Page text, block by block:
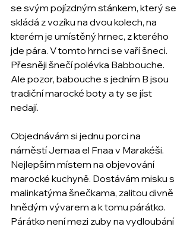
se svým pojízdným stánkem, který se
skládá z vozíku na dvou kolech, na
kterém je umístěný hrnec, z kterého
jde pára. V tomto hrnci se vaří šneci.
Přesněji šnečí polévka Babbouche.
Ale pozor, babouche s jedním B jsou
tradiční marocké boty a ty se jíst
nedají.
Objednávám si jednu porci na
náměstí Jemaa el Fnaa v Marakéši.
Nejlepším místem na objevování
marocké kuchyně. Dostávám misku s
malinkatýma šnečkama, zalitou divně
hnědým vývarem a k tomu párátko.
Párátko není mezi zuby na vydloubání